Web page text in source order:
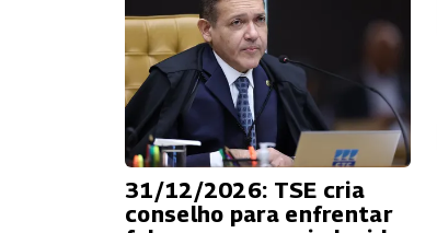
31/12/2026: TSE cria
conselho para enfrentar